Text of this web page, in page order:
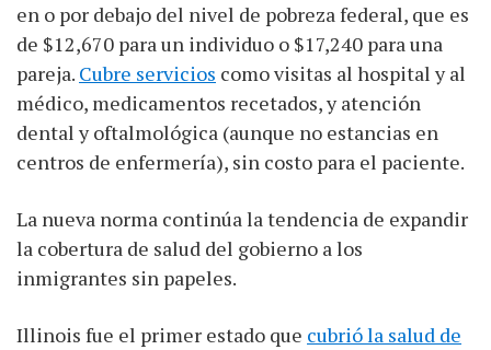
en o por debajo del nivel de pobreza federal, que es
de $12,670 para un individuo o $17,240 para una
pareja. Cubre servicios como visitas al hospital y al
médico, medicamentos recetados, y atención
dental y oftalmológica (aunque no estancias en
centros de enfermería), sin costo para el paciente.
La nueva norma continúa la tendencia de expandir
la cobertura de salud del gobierno a los
inmigrantes sin papeles.
Illinois fue el primer estado que cubrió la salud de